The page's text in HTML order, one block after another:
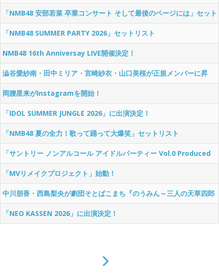
「NMB48 安部若菜 卒業コンサート そして最後のページには」セット
リスト
「NMB48 SUMMER PARTY 2026」セットリスト
NMB48 16th Anniversay LIVE開催決定！
澁谷愛紗南・田中ミリア・宮崎紗衣・山口美桜が正規メンバーに昇
格！
岡腰星来がInstagramを開始！
「IDOL SUMMER JUNGLE 2026」に出演決定！
「NMB48 夏の全力！歌って踊って大爆笑」セットリスト
「サントリー ノンアルコール アイドルパーティー Vol.0 Produced
by @JAM」に出演決定！
「MVリメイクプロジェクト」始動！
中川朋香・西島梨央が劇団そとばこまち『のうみん～三人の天草四郎
～』に出演決定！
「NEO KASSEN 2026」に出演決定！